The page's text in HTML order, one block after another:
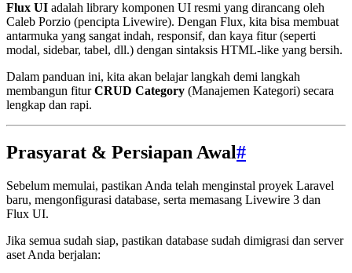
Flux UI adalah library komponen UI resmi yang dirancang oleh
Caleb Porzio (pencipta Livewire). Dengan Flux, kita bisa membuat
antarmuka yang sangat indah, responsif, dan kaya fitur (seperti
modal, sidebar, tabel, dll.) dengan sintaksis HTML-like yang bersih.
Dalam panduan ini, kita akan belajar langkah demi langkah
membangun fiturCRUD Category (Manajemen Kategori) secara
lengkap dan rapi.
Prasyarat & Persiapan Awal#
Sebelum memulai, pastikan Anda telah menginstal proyek Laravel
baru, mengonfigurasi database, serta memasang Livewire 3 dan
Flux UI.
Jika semua sudah siap, pastikan database sudah dimigrasi dan server
aset Anda berjalan: